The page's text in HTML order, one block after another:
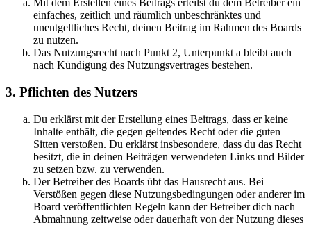
Mit dem Erstellen eines Beitrags erteilst du dem Betreiber ein
einfaches, zeitlich und räumlich unbeschränktes und
unentgeltliches Recht, deinen Beitrag im Rahmen des Boards
zu nutzen.
Das Nutzungsrecht nach Punkt 2, Unterpunkt a bleibt auch
nach Kündigung des Nutzungsvertrages bestehen.
3. Pflichten des Nutzers
Du erklärst mit der Erstellung eines Beitrags, dass er keine
Inhalte enthält, die gegen geltendes Recht oder die guten
Sitten verstoßen. Du erklärst insbesondere, dass du das Recht
besitzt, die in deinen Beiträgen verwendeten Links und Bilder
zu setzen bzw. zu verwenden.
Der Betreiber des Boards übt das Hausrecht aus. Bei
Verstößen gegen diese Nutzungsbedingungen oder anderer im
Board veröffentlichten Regeln kann der Betreiber dich nach
Abmahnung zeitweise oder dauerhaft von der Nutzung dieses